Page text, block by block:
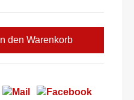
In den Warenkorb